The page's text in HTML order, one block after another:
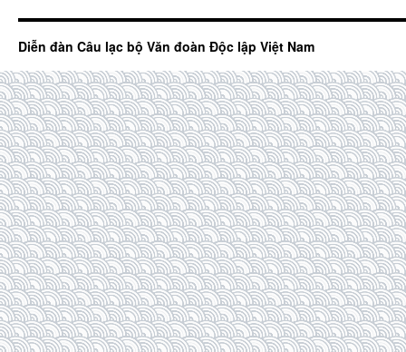
Diễn đàn Câu lạc bộ Văn đoàn Độc lập Việt Nam